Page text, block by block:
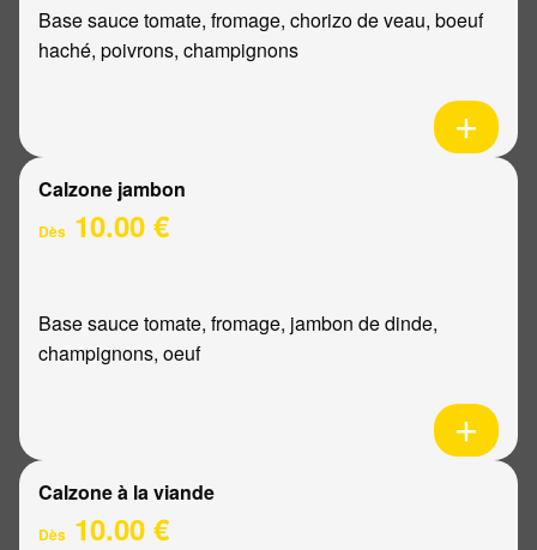
Base sauce tomate, fromage, chorizo de veau, boeuf
haché, poivrons, champignons
Calzone jambon
Dès 10.00 €
Base sauce tomate, fromage, jambon de dinde,
champignons, oeuf
Calzone à la viande
Dès 10.00 €